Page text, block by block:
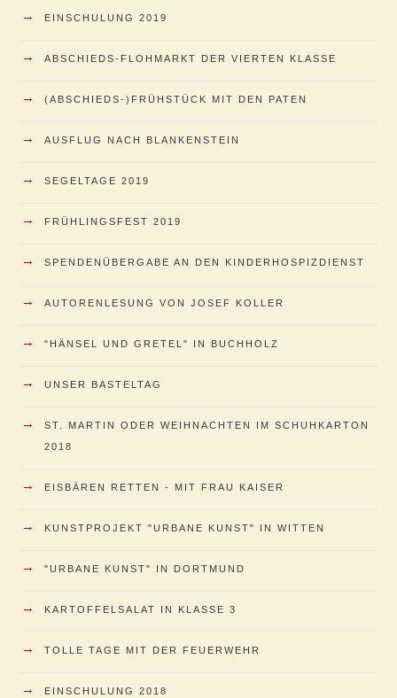
→ EINSCHULUNG 2019
→ ABSCHIEDS-FLOHMARKT DER VIERTEN KLASSE
→ (ABSCHIEDS-)FRÜHSTÜCK MIT DEN PATEN
→ AUSFLUG NACH BLANKENSTEIN
→ SEGELTAGE 2019
→ FRÜHLINGSFEST 2019
→ SPENDENÜBERGABE AN DEN KINDERHOSPIZDIENST
→ AUTORENLESUNG VON JOSEF KOLLER
→ "HÄNSEL UND GRETEL" IN BUCHHOLZ
→ UNSER BASTELTAG
→
ST. MARTIN ODER WEIHNACHTEN IM SCHUHKARTON
2018
→ EISBÄREN RETTEN - MIT FRAU KAISER
→ KUNSTPROJEKT "URBANE KUNST" IN WITTEN
→ "URBANE KUNST" IN DORTMUND
→ KARTOFFELSALAT IN KLASSE 3
→ TOLLE TAGE MIT DER FEUERWEHR
→ EINSCHULUNG 2018